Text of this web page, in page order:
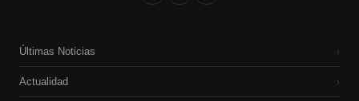
Últimas Noticias ›
Actualidad ›